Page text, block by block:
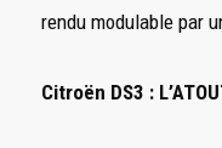
rendu modulable par
Citroën DS3 :